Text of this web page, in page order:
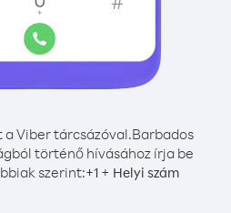
Viber tárcsázóval.Barbados
történő hívásához írja be
szerint:+1+ Helyi szám